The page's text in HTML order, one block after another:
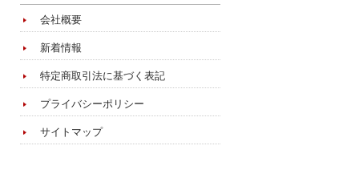
会社概要
新着情報
特定商取引法に基づく表記
プライバシーポリシー
サイトマップ